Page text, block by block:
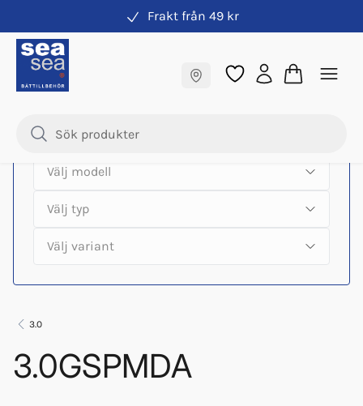
Frakt från 49 kr
Samma pris online & i butik
Hitta rätt produkter till din båtmotor
3.0
3.0GSPMDA